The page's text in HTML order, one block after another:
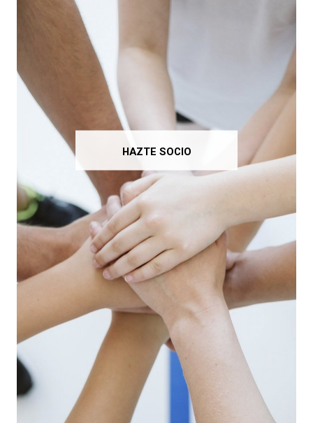
HAZTE SOCIO